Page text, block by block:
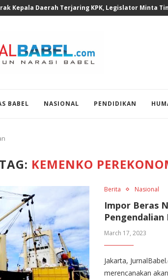
Gerindra Tinjau SRT 1 Deli Serdang, Perkuat...
BABEL NASIONAL PENDIDIKAN
TAG: KEMENKO
Berita Nasional
Impor Beras
Pengendalian
March 17, 2023
Jakarta,
merencanakan